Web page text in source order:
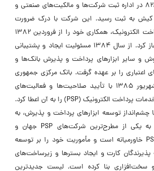
۱۵۹۲ مورخ ۸۲/۰۱/۲۳ در اداره ثبت شرکت‌ها و مالکیت‌های صنعتی و
کیش به ثبت رسید. این شرکت با درک ضرورت
توسعه خدمات پرداخت الکترونیک، همکاری خود را از فروردین ۱۳۸۲
با بانک‌های ایران آغاز کرد. از سال ۱۳۸۴ مسئولیت ایجاد و پشتیبانی
و سایر ابزارهای پرداخت و پذیرش بانک‌ها و
اعتباری را بر عهده گرفت. بانک مرکزی جمهوری
اسلامی ایران در شهریور ۱۳۸۵ با تأیید صلاحیت‌ها و فعالیت‌های
شرکت، مجوز ارائه خدمات پرداخت الکترونیک (PSP) را به آن اعطا کرد.
توسعه ابزارهای پرداخت و پذیرش، به
دنبال تبدیل شدن به یکی از مطرح‌ترین شرکت‌های PSP جهان و
بزرگ‌ترین شرکت PSP خاورمیانه است و مأموریت خود را بر توسعه
کارت و ایجاد بسترها و زیرساخت‌های
و سخت‌افزاری بنا کرده است. لیست جدیدترین